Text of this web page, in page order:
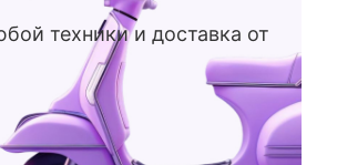
техники и доставка от